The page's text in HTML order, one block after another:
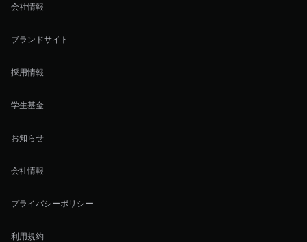
会社情報
ブランドサイト
採用情報
学生基金
お知らせ
会社情報
プライバシーポリシー
利用規約